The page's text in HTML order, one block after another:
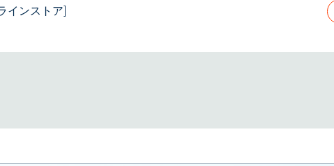
インストア]